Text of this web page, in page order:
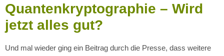
Quantenkryptographie – Wird
jetzt alles gut?
Und mal wieder ging ein Beitrag durch die Presse, dass weitere